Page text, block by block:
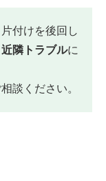
付けを後回し
隣トラブルに
談ください。